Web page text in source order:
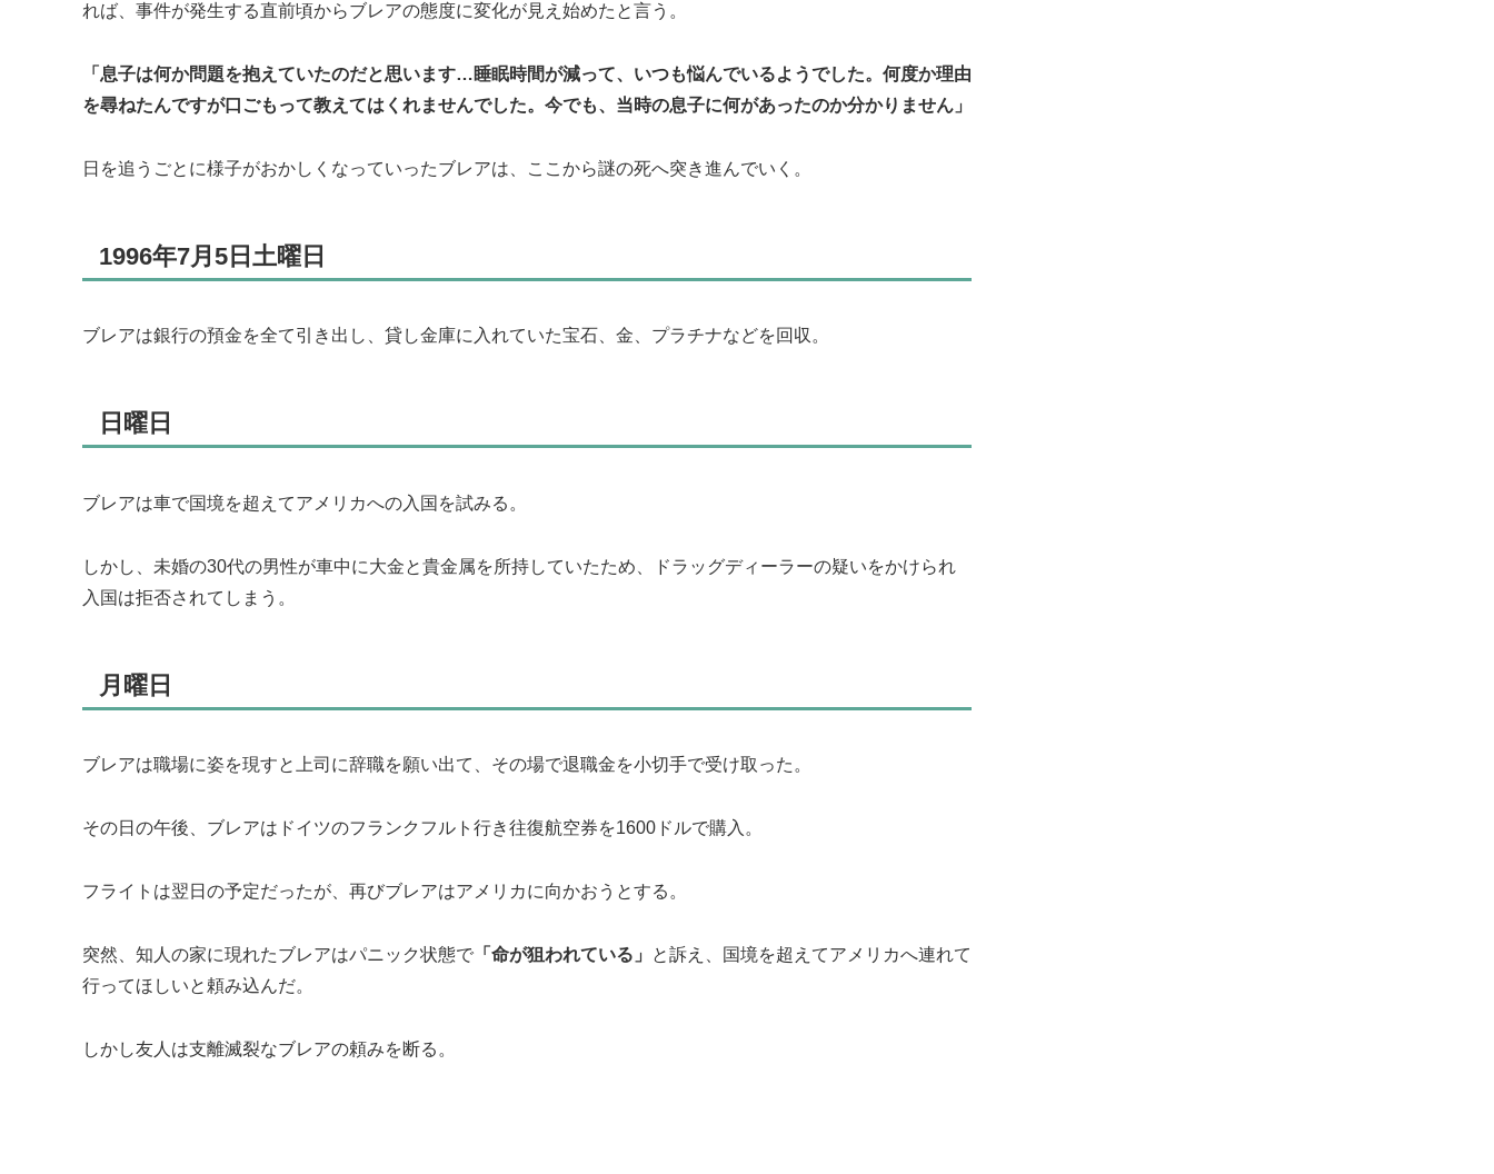
れば、事件が発生する直前頃からブレアの態度に変化が見え始めたと言う。
「息子は何か問題を抱えていたのだと思います…睡眠時間が減って、いつも悩んでいるようでした。何度か理由
を尋ねたんですが口ごもって教えてはくれませんでした。今でも、当時の息子に何があったのか分かりません」
日を追うごとに様子がおかしくなっていったブレアは、ここから謎の死へ突き進んでいく。
1996年7月5日土曜日
ブレアは銀行の預金を全て引き出し、貸し金庫に入れていた宝石、金、プラチナなどを回収。
日曜日
ブレアは車で国境を超えてアメリカへの入国を試みる。
しかし、未婚の30代の男性が車中に大金と貴金属を所持していたため、ドラッグディーラーの疑いをかけられ
入国は拒否されてしまう。
月曜日
ブレアは職場に姿を現すと上司に辞職を願い出て、その場で退職金を小切手で受け取った。
その日の午後、ブレアはドイツのフランクフルト行き往復航空券を1600ドルで購入。
フライトは翌日の予定だったが、再びブレアはアメリカに向かおうとする。
突然、知人の家に現れたブレアはパニック状態で 「命が狙われている」
と訴え、国境を超えてアメリカへ連れて
行ってほしいと頼み込んだ。
しかし友人は支離滅裂なブレアの頼みを断る。